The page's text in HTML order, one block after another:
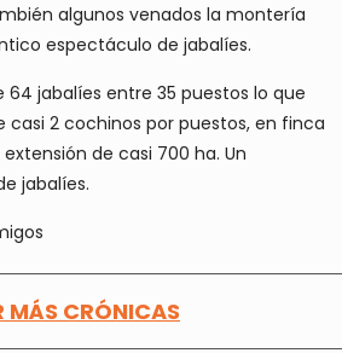
algunos venados la montería
espectáculo de jabalíes.
64 jabalíes entre 35 puestos lo que
casi 2 cochinos por puestos, en finca
de casi 700 ha. Un
jabalíes.
MÁS CRÓNICAS